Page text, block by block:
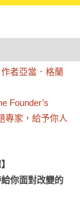
者亞當．格蘭
Founder’s
專家，給予你人
你面對改變的